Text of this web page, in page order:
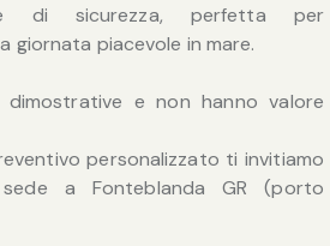
di sicurezza, perfetta per
giornata piacevole in mare.
e non hanno valore
personalizzato ti invitiamo
a Fonteblanda GR (porto